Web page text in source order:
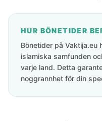
HUR BÖNETIDER
Bönetider på Vaktija.eu
islamiska samfunden
varje land. Detta
noggrannhet för din